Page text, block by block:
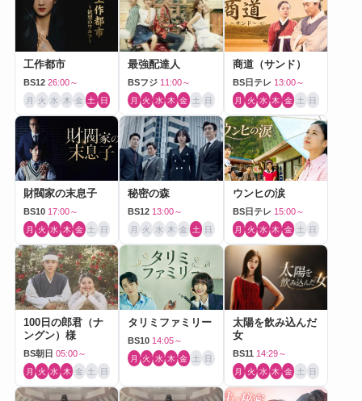
工作都市
BS12 26:00～
月 火 水 木 金 土 日
最強配達人
BSフジ 11:00～
月 火 水 木 金 土 日
商道（サンド）
BS日テレ 13:00～
月 火 水 木 金 土 日
財閥家の末息子
BS10 17:00～
月 火 水 木 金 土 日
秘密の森
BS12 13:00～
月 火 水 木 金 土 日
ウンヒの涙
BS日テレ 15:00～
月 火 水 木 金 土 日
100日の郎君（ナ
ングン）様
BS朝日 05:00～
月 火 水 木 金 土 日
タリミファミリー
BS10 14:05～
月 火 水 木 金 土 日
太陽を飲み込んだ
女
BS11 14:29～
月 火 水 木 金 土 日